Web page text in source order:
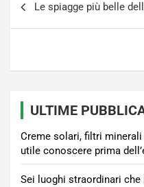
articoli
Le spiagge più belle
ULTIME
Creme solari, filtri
utile conoscere prima
Sei luoghi straordinari